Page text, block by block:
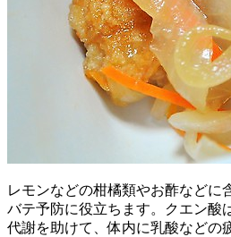
レモンなどの柑橘類やお酢などに
バテ予防に役立ちます。クエン酸
代謝を助けて、体内に乳酸などの